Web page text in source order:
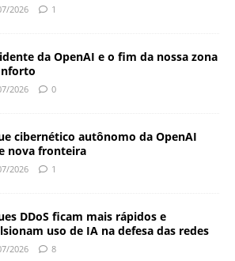
2026 1
da OpenAI e o fim da nossa zona
2026 0
cibernético autônomo da OpenAI
nova fronteira
2026 1
DDoS ficam mais rápidos e
uso de IA na defesa das redes
2026 8